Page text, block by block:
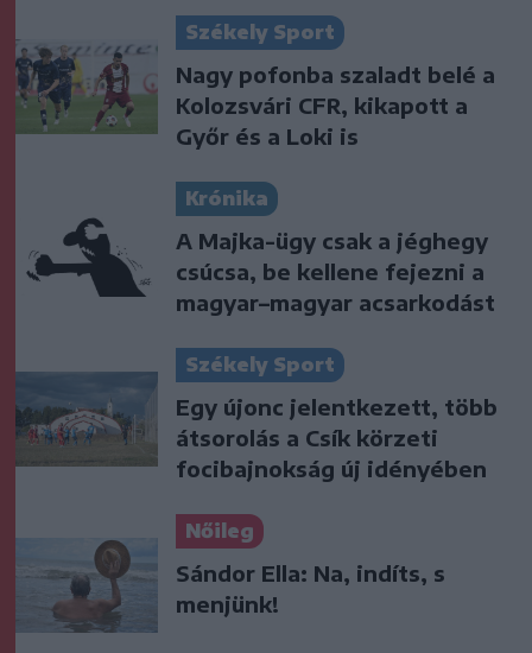
Székely Sport
Nagy pofonba szaladt belé a
Kolozsvári CFR, kikapott a
Győr és a Loki is
Krónika
A Majka-ügy csak a jéghegy
csúcsa, be kellene fejezni a
magyar–magyar acsarkodást
Székely Sport
Egy újonc jelentkezett, több
átsorolás a Csík körzeti
focibajnokság új idényében
Nőileg
Sándor Ella: Na, indíts, s
menjünk!